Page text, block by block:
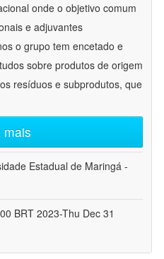
onde o objetivo comum
e adjuvantes
o grupo tem encetado e
sobre produtos de origem
resíduos e subprodutos, que
mais
Estadual de Maringá -
BRT 2023-Thu Dec 31